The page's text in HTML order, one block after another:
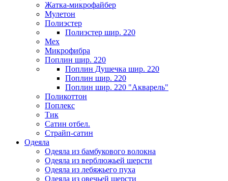
Жатка-микрофайбер
Мулетон
Полиэстер
Полиэстер шир. 220
Мех
Микрофибра
Поплин шир. 220
Поплин Душечка шир. 220
Поплин шир. 220
Поплин шир. 220 "Акварель"
Поликоттон
Поплекс
Тик
Сатин отбел.
Страйп-сатин
Одеяла
Одеяла из бамбукового волокна
Одеяла из верблюжьей шерсти
Одеяла из лебяжьего пуха
Одеяла из овечьей шерсти